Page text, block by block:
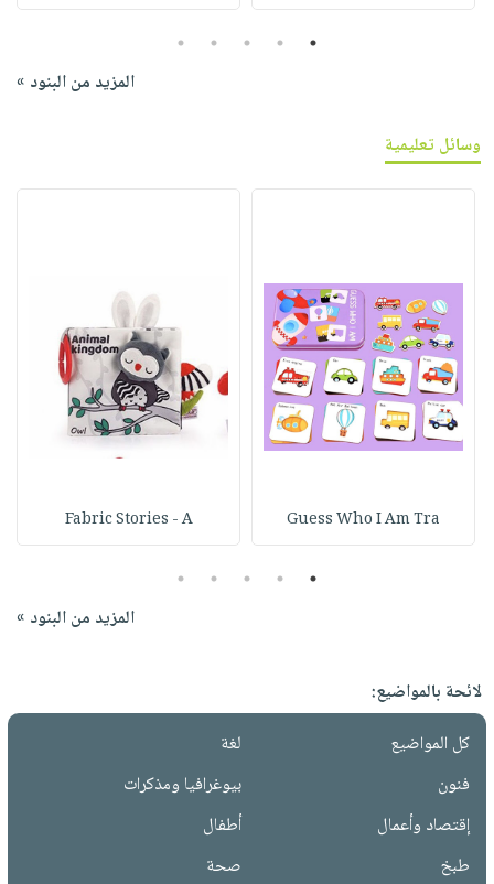
1
2
3
4
5
المزيد من البنود »
وسائل تعليمية
Guess Who I Am Tra
Fabric Stories - A
1
2
3
4
5
المزيد من البنود »
لائحة بالمواضيع:
كل المواضيع
لغة
فنون
بيوغرافيا ومذكرات
إقتصاد وأعمال
أطفال
طبخ
صحة